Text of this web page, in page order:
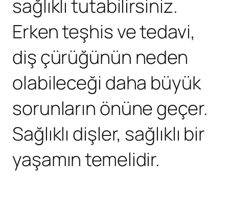
sağlıklı tutabilirsiniz.
Erken teşhis ve tedavi,
diş çürüğünün neden
olabileceği daha büyük
sorunların önüne geçer.
Sağlıklı dişler, sağlıklı bir
yaşamın temelidir.